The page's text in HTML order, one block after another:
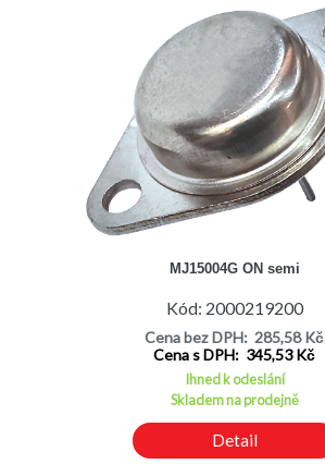
MJ15004G ON semi
Kód: 2000219200
Cena bez DPH: 285,58 Kč
Cena s DPH: 345,53 Kč
Ihned k odeslání
Skladem na prodejně
Detail